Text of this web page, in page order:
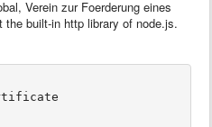
Verein zur Foerderung eines
built-in http library of node.js.